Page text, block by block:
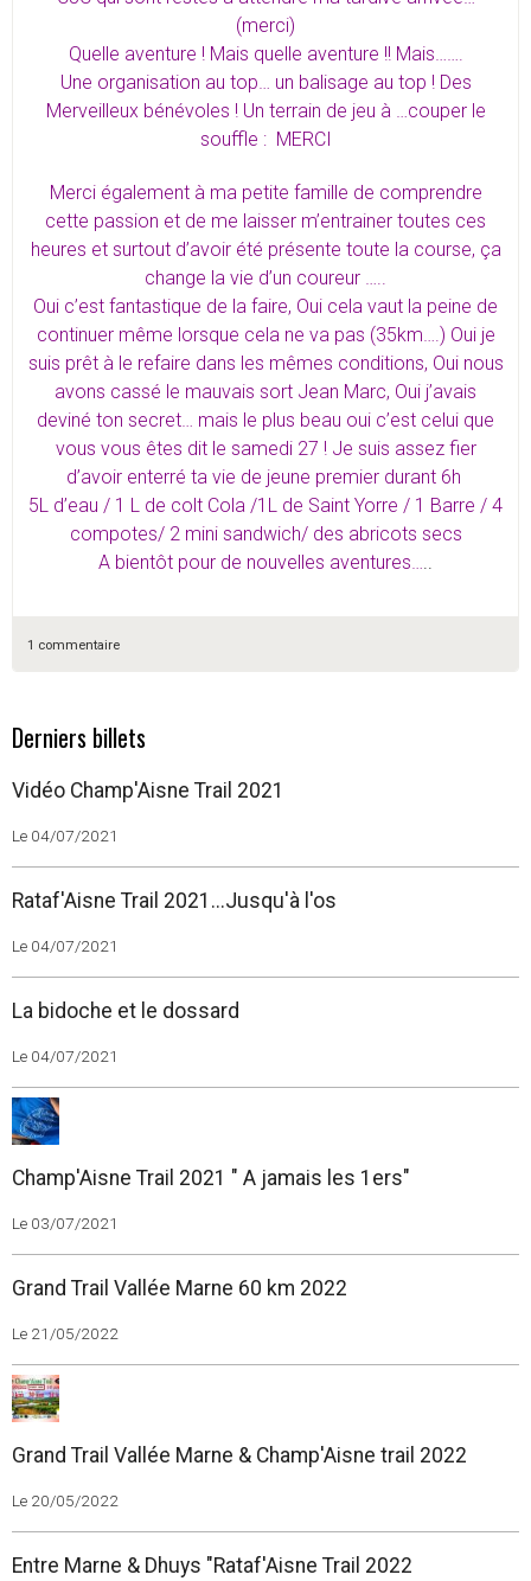
(merci)
Quelle aventure ! Mais quelle aventure !! Mais…….
Une organisation au top… un balisage au top ! Des
Merveilleux bénévoles ! Un terrain de jeu à …couper le
souffle : MERCI
Merci également à ma petite famille de comprendre
cette passion et de me laisser m’entrainer toutes ces
heures et surtout d’avoir été présente toute la course, ça
change la vie d’un coureur …..
Oui c’est fantastique de la faire, Oui cela vaut la peine de
continuer même lorsque cela ne va pas (35km….) Oui je
suis prêt à le refaire dans les mêmes conditions, Oui nous
avons cassé le mauvais sort Jean Marc, Oui j’avais
deviné ton secret… mais le plus beau oui c’est celui que
vous vous êtes dit le samedi 27 ! Je suis assez fier
d’avoir enterré ta vie de jeune premier durant 6h
5L d’eau / 1 L de colt Cola /1L de Saint Yorre / 1 Barre / 4
compotes/ 2 mini sandwich/ des abricots secs
A bientôt pour de nouvelles aventures…
1 commentaire
Derniers billets
Vidéo Champ'Aisne Trail 2021
Le 04/07/2021
Rataf'Aisne Trail 2021...Jusqu'à l'os
Le 04/07/2021
La bidoche et le dossard
Le 04/07/2021
Champ'Aisne Trail 2021 " A jamais les 1ers"
Le 03/07/2021
Grand Trail Vallée Marne 60 km 2022
Le 21/05/2022
Grand Trail Vallée Marne & Champ'Aisne trail 2022
Le 20/05/2022
Entre Marne & Dhuys "Rataf'Aisne Trail 2022